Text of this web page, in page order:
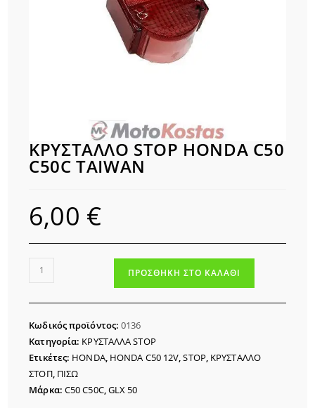
ΚΡΥΣΤΑΛΛΟ STOP HONDA C50
C50C TAIWAN
6,00 €
ΚΡΥΣΤΑΛΛΟ
HONDA
C50C
TAIWAN
ποσότητα
ΠΡΟΣΘΉΚΗ ΣΤΟ ΚΑΛΆΘΙ
Κωδικός προϊόντος:0136
Κατηγορία: ΚΡΥΣΤΑΛΛΑ STOP
Ετικέτες: HONDA, HONDA C50 12V ,STOP ΚΡΥΣΤΑΛΛΟ
ΣΤΟΠ, ΠΙΣΩ
Μάρκα: C50 C50C, GLX 50